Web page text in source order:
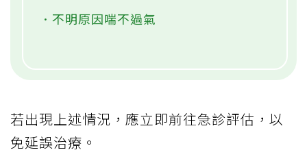
．不明原因喘不過氣
若出現上述情況，應立即前往急診評估，以
免延誤治療。